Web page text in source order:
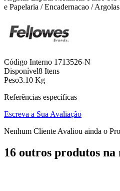
e Papelaria / Encadernacao /
Código Interno 1713526-N
Disponível8 Itens
Peso3.10 Kg
Referências específicas
Escreva a Sua Avaliação
Nenhum Cliente Avaliou ainda o
16 outros produtos na